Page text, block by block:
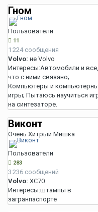
Гном
Пользователи
11
1 224 сообщения
Volvo: не Volvo
Интересы:Автомобили и все,
что с ними связано;
Компьютеры и
игры; Пытаюсь научиться
на синтезаторе.
Виконт
Очень Хитрый Мишка
Пользователи
283
3 236 сообщений
Volvo: XC70
Интересы:штампы в
загранпаспорте